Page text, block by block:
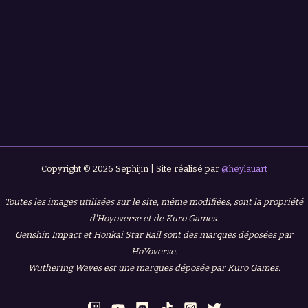
Copyright © 2026 Sephijin | Site réalisé par @heylauart
Toutes les images utilisées sur le site, même modifiées, sont la propriété
d'Hoyoverse et de Kuro Games.
Genshin Impact et Honkai Star Rail sont des marques déposées par
HoYoverse.
Wuthering Waves est une marques déposée par Kuro Games.